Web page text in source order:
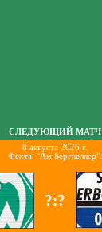
СЛЕДУЮЩИЙ МАТЧ
8 августа 2026 г.
Фехта. "Ам Бергкеллер".
?:?